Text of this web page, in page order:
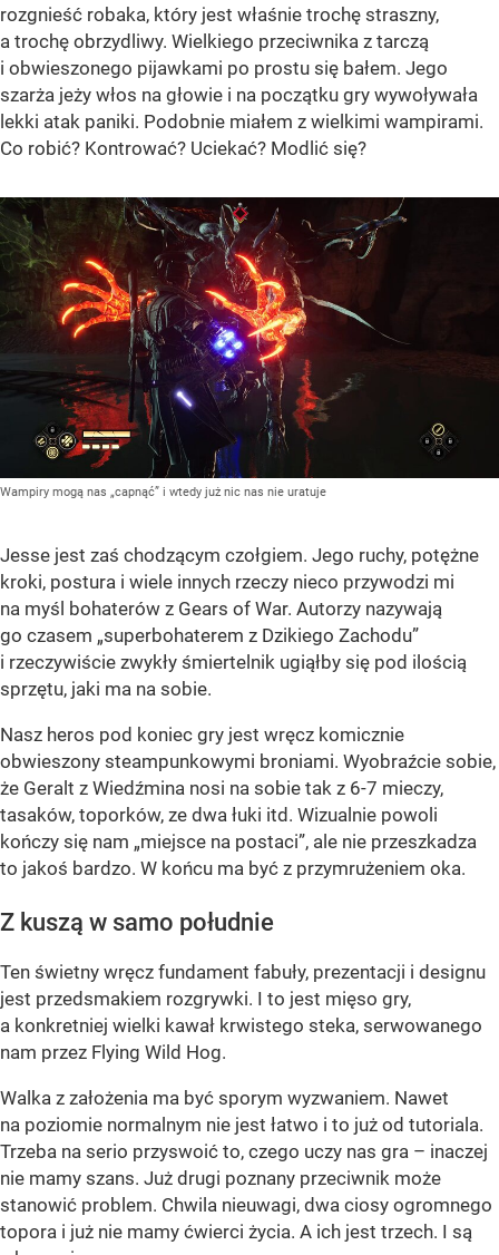
rozgnieść robaka, który jest właśnie trochę straszny,
a trochę obrzydliwy. Wielkiego przeciwnika z tarczą
i obwieszonego pijawkami po prostu się bałem. Jego
szarża jeży włos na głowie i na początku gry wywoływała
lekki atak paniki. Podobnie miałem z wielkimi wampirami.
Co robić? Kontrować? Uciekać? Modlić się?
Wampiry mogą nas „capnąć” i wtedy już nic nas nie uratuje
Jesse jest zaś chodzącym czołgiem. Jego ruchy, potężne
kroki, postura i wiele innych rzeczy nieco przywodzi mi
na myśl bohaterów z Gears of War. Autorzy nazywają
go czasem „superbohaterem z Dzikiego Zachodu”
i rzeczywiście zwykły śmiertelnik ugiąłby się pod ilością
sprzętu, jaki ma na sobie.
Nasz heros pod koniec gry jest wręcz komicznie
obwieszony steampunkowymi broniami. Wyobraźcie sobie,
że Geralt z Wiedźmina nosi na sobie tak z 6-7 mieczy,
tasaków, toporków, ze dwa łuki itd. Wizualnie powoli
kończy się nam „miejsce na postaci”, ale nie przeszkadza
to jakoś bardzo. W końcu ma być z przymrużeniem oka.
Z kuszą w samo południe
Ten świetny wręcz fundament fabuły, prezentacji i designu
jest przedsmakiem rozgrywki. I to jest mięso gry,
a konkretniej wielki kawał krwistego steka, serwowanego
nam przez Flying Wild Hog.
Walka z założenia ma być sporym wyzwaniem. Nawet
na poziomie normalnym nie jest łatwo i to już od tutoriala.
Trzeba na serio przyswoić to, czego uczy nas gra – inaczej
nie mamy szans. Już drugi poznany przeciwnik może
stanowić problem. Chwila nieuwagi, dwa ciosy ogromnego
topora i już nie mamy ćwierci życia. A ich jest trzech. I są